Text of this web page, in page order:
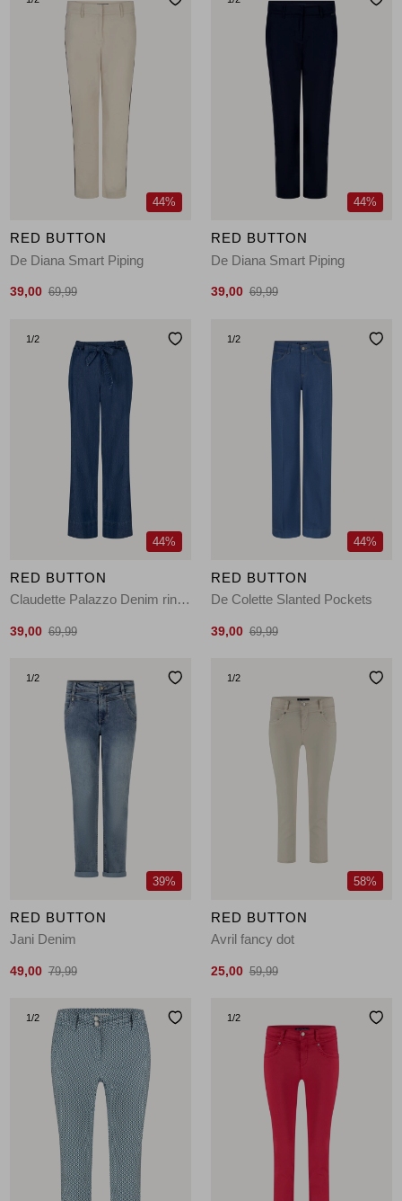
44%
RED BUTTON
De Diana Smart Piping
39,00 69,99
44%
RED BUTTON
De Diana Smart Piping
39,00 69,99
1/2
44%
RED BUTTON
Claudette Palazzo Denim rinse
39,00 69,99
1/2
44%
RED BUTTON
De Colette Slanted Pockets
39,00 69,99
1/2
39%
RED BUTTON
Jani Denim
49,00 79,99
1/2
58%
RED BUTTON
Avril fancy dot
25,00 59,99
1/2 1/2